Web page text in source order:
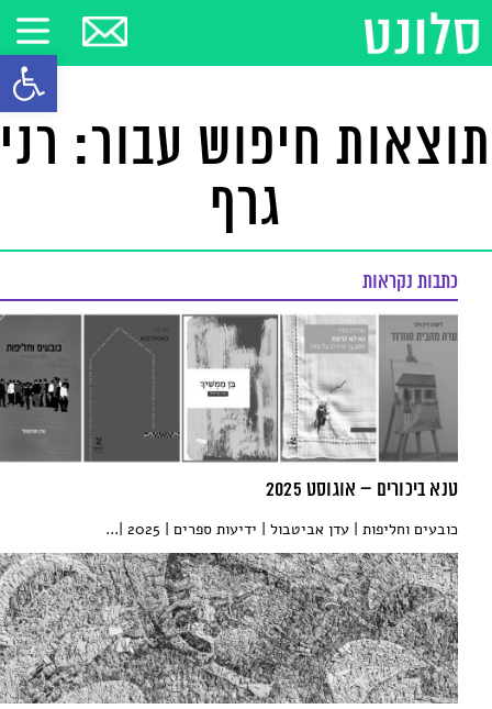
פתח
תוצאות חיפוש עבור: רני
גרף
כתבות נקראות
טנא ביכורים – אוגוסט 2025
כובעים וחליפות | עדן אביטבול | ידיעות ספרים | 2025 |...